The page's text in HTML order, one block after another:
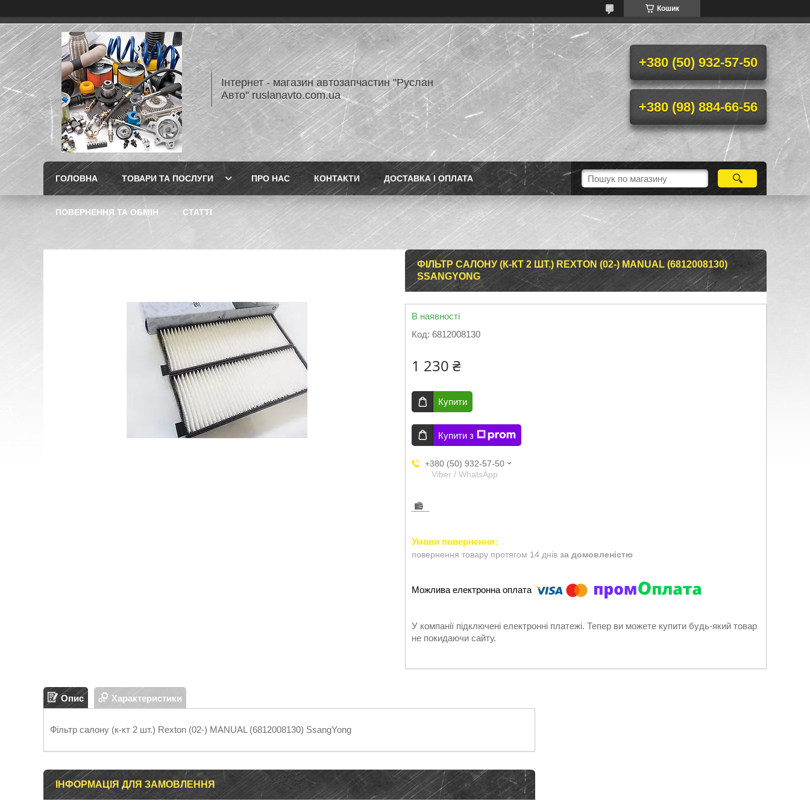
Кошик
Інтернет - магазин автозапчастин "Руслан
Авто" ruslanavto.com.ua
+380 (50) 932-57-50
+380 (98) 884-66-56
ГОЛОВНА ТОВАРИ ТА ПОСЛУГИ ПРО НАС КОНТАКТИ ДОСТАВКА І ОПЛАТА
ПОВЕРНЕННЯ ТА ОБМІН СТАТТІ
ФІЛЬТР САЛОНУ (К-КТ 2 ШТ.) REXTON (02-) MANUAL (6812008130)
SSANGYONG
В наявності
Код: 6812008130
1 230 ₴
Купити
Купити з
+380 (50) 932-57-50
Viber / WhatsApp
повернення товару протягом 14 днів за домовленістю
У компанії підключені електронні платежі. Тепер ви можете купити будь-який товар
не покидаючи сайту.
Опис Характеристики
Фільтр салону (к-кт 2 шт.) Rexton (02-) MANUAL (6812008130) SsangYong
ІНФОРМАЦІЯ ДЛЯ ЗАМОВЛЕННЯ